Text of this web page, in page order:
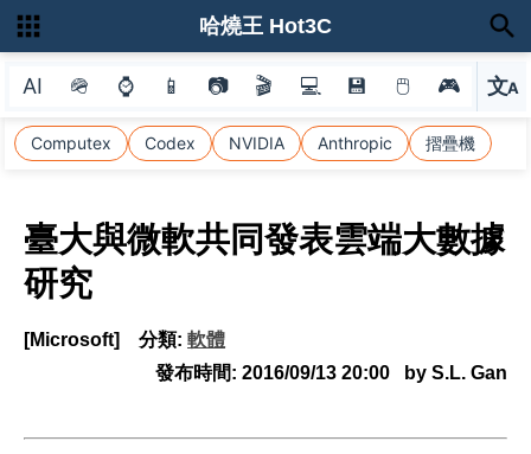
AI 🪖 ⌚ 📱 📷 🎬 💻 💾 🖱 🎮 文A
選
Computex Codex NVIDIA Anthropic 摺疊機
哈燒王 Hot3C
臺大與微軟共同發表雲端大數據
研究
[Microsoft] 分類: 軟體
發布時間: 2016/09/13 20:00 by S.L. Gan